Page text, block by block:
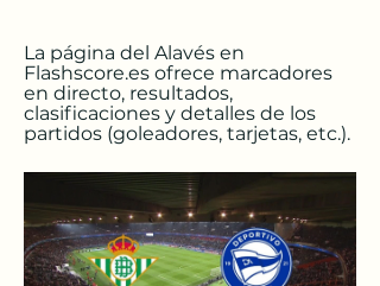
La página del Alavés en
Flashscore.es ofrece marcadores
en directo, resultados,
clasificaciones y detalles de los
partidos (goleadores, tarjetas, etc.).